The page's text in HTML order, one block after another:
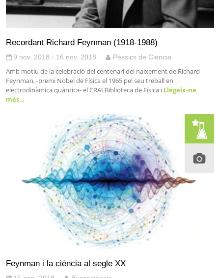
Recordant Richard Feynman (1918-1988)
9 nov. 2018 - 16 nov. 2018 Pessics de Ciencia
Amb motiu de la celebració del centenari del naixement de Richard
Feynman, -premi Nobel de Física el 1965 pel seu treball en
electrodinàmica quàntica- el CRAI Biblioteca de Física i Llegeix-ne
més…
Feynman i la ciència al segle XX